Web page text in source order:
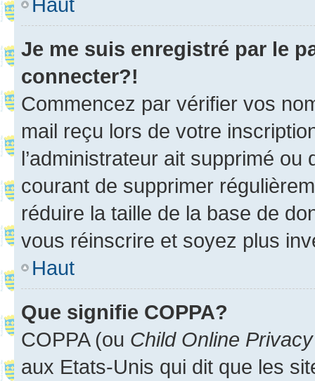
Je me suis enregistré par le
connecter?!
Commencez par vérifier vos
mail reçu lors de votre
l’administrateur ait supprimé
courant de supprimer
réduire la taille de la base de
vous réinscrire et soyez plus
Haut
Que signifie COPPA?
COPPA (ou Child Online
aux Etats-Unis qui dit que les